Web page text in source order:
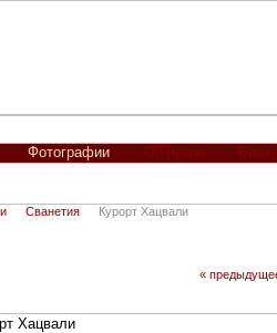
Фотографии О Грузии Виза
Сванетия Курорт Хацвали
«